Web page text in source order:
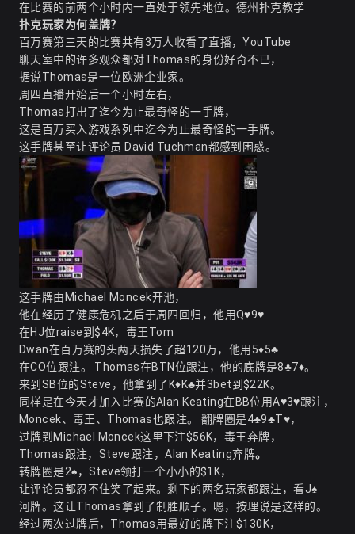
在比赛的前两个小时内一直处于领先地位。 德州扑克教学
扑克玩家为何盖牌？
百万赛第三天的比赛共有3万人收看了直播，YouTube
聊天室中的许多观众都对Thomas的身份好奇不已，
据说Thomas是一位欧洲企业家。
周四直播开始后一个小时左右，
Thomas打出了迄今为止最奇怪的一手牌，
这是百万买入游戏系列中迄今为止最奇怪的一手牌。
这手牌甚至让评论员 David Tuchman都感到困惑。
这手牌由Michael Moncek开池，
他在经历了健康危机之后于周四回归，他用Q♥9♥
在HJ位raise到$4K，毒王Tom
Dwan在百万赛的头两天损失了超120万，他用5♦5♣
在CO位跟注。 Thomas在BTN位跟注，他的底牌是8♣7♦。
来到SB位的Steve，他拿到了K♦K♣并3bet到$22K。
同样是在今天才加入比赛的Alan Keating在BB位用A♥3♥跟注，
Moncek、毒王、Thomas也跟注。 翻牌圈是4♣9♣T♥，
过牌到Michael Moncek这里下注$56K，毒王弃牌，
Thomas跟注，Steve跟注，Alan Keating弃牌。
转牌圈是2♠，Steve领打一个小小的$1K，
让评论员都忍不住笑了起来。剩下的两名玩家都跟注，看J♠
河牌。这让Thomas拿到了制胜顺子。嗯，按理说是这样的。
经过两次过牌后，Thomas用最好的牌下注$130K，